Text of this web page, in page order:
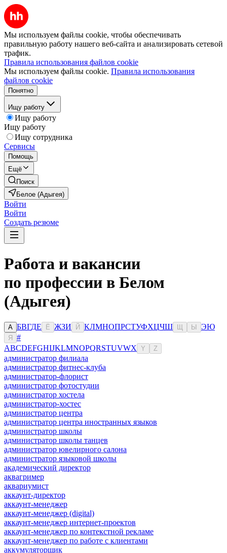
Мы используем файлы cookie, чтобы обеспечивать
правильную работу нашего веб-сайта и анализировать сетевой
трафик.
Правила использования файлов cookie
Мы используем файлы cookie. Правила использования
файлов cookie
Понятно
Ищу работу
Ищу работу
Ищу работу
Ищу сотрудника
Сервисы
Помощь
Ещё
Поиск
Белое (Адыгея)
Войти
Войти
Создать резюме
Работа и вакансии
по профессии в Белом
(Адыгея)
А БВГДЕ Ё ЖЗИ Й КЛМНОПРСТУФХЦЧШ Ы ЭЮ
Я
#
ABCDEFGHIJKLMNOPQRSTUVWX Y Z
администратор филиала
администратор фитнес-клуба
администратор-флорист
администратор фотостудии
администратор хостела
администратор-хостес
администратор центра
администратор центра иностранных языков
администратор школы
администратор школы танцев
администратор ювелирного салона
администратор языковой школы
академический директор
аквагример
аквариумист
аккаунт-директор
аккаунт-менеджер
аккаунт-менеджер (digital)
аккаунт-менеджер интернет-проектов
аккаунт-менеджер по контекстной рекламе
аккаунт-менеджер по работе с клиентами
аккумуляторщик